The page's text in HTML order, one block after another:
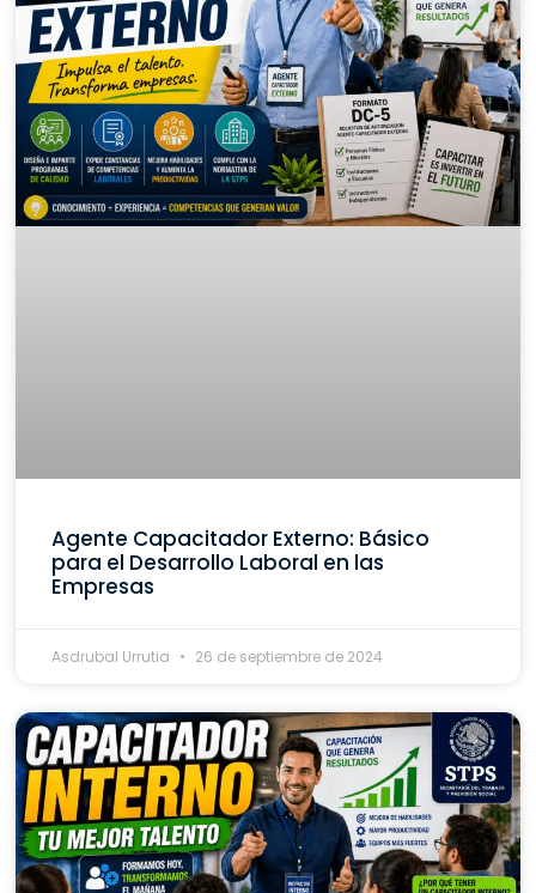
Agente Capacitador Externo: Básico
para el Desarrollo Laboral en las
Empresas
Asdrubal Urrutia 26 de septiembre de 2024